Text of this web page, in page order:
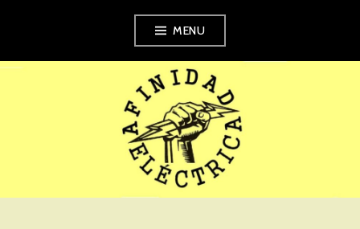
content
MENU
AFINIDAD
ELÉCTRICA